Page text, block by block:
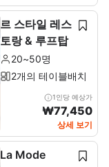
르 스타일 레스
토랑 & 루프탑
20~50명
2개의 테이블배치
1인당 예상가
₩77,450
상세 보기
La Mode